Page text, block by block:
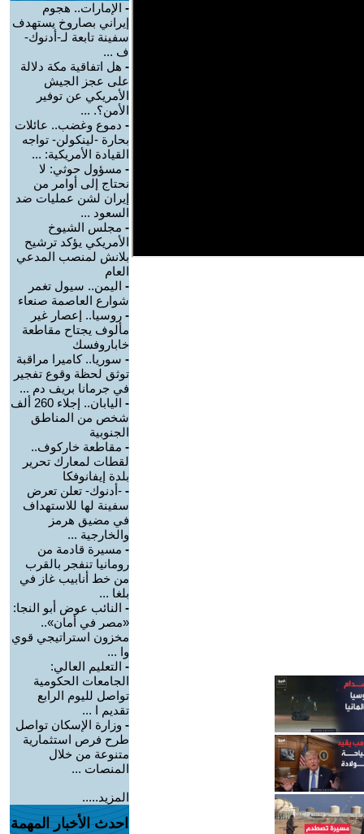
- الإمارات.. هجوم
إيراني بصاروخ يستهدف
سفينة تابعة لـ-أدنوك-
ف ...
- هل اتفاقية مكة دلالة
على عجز الجيش
الأمريكي عن توفير
الأمن؟. ...
- دموع وغضب.. عائلات
بحارة -لينكولن- تواجه
القيادة الأمريكية: ...
- مسؤول حوثي: لا
نحتاج إلى أوامر من
إيران لشن عمليات ضد
السعود ...
- مجلس الشيوخ
الأمريكي يؤكد ترشيح
بلانش لمنصب المدعي
العام
- اليمن.. سيول تغمر
شوارع العاصمة صنعاء
- روسيا.. إعصار غير
مألوف يجتاح مقاطعة
خاباروفسك
- سوريا.. كاميرا مراقبة
توثق لحظة وقوع تفجير
في جرمانا بريف دم ...
-
اليابان.. إجلاء 260 ألف
شخص من المناطق
الجنوبية
- مقاطعة خاركوف..
لقطات لمعارك تحرير
بلدة إيفانوفكا
- -أدنوك- تعلن تعرض
سفينة لها للاستهداف
في مضيق هرمز
والخارجية ...
- مسيرة قادمة من
رومانيا تنفجر بالقرب
من خط أنابيب غاز في
بلغا ...
- النائب عوض أبو النجا:
«مصر في أمان»..
مخزون استراتيجي قوي
وا ...
- التعليم العالي:
الجامعات الحكومية
تواصل لليوم الرابع
تقديم ا ...
- وزارة الإسكان تواصل
طرح فرص استثمارية
متنوعة من خلال
المنصات ...
المزيد.....
احدث الأخبار المهمة